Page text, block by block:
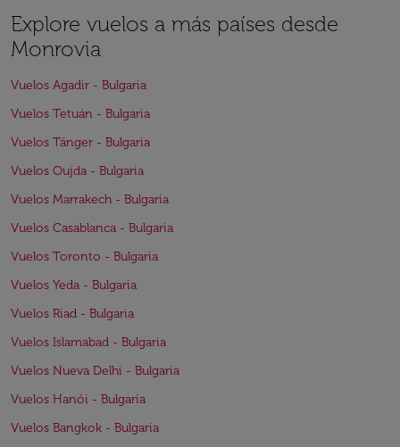
Explore vuelos a más países desde
Monrovia
Vuelos Agadir - Bulgaria
Vuelos Tetuán - Bulgaria
Vuelos Tánger - Bulgaria
Vuelos Oujda - Bulgaria
Vuelos Marrakech - Bulgaria
Vuelos Casablanca - Bulgaria
Vuelos Toronto - Bulgaria
Vuelos Yeda - Bulgaria
Vuelos Riad - Bulgaria
Vuelos Islamabad - Bulgaria
Vuelos Nueva Delhi - Bulgaria
Vuelos Hanói - Bulgaria
Vuelos Bangkok - Bulgaria